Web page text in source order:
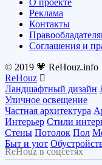
О проекте
Реклама
Контакты
Соглашения и
© 2019 💗 ReHouz.info
ReHouz
Ландшафтный дизайн
Уличное освещение
Частная архитектура
Интерьер Стили
Стены Потолок Пол
Быт и уют
ReHouz в соцсетях